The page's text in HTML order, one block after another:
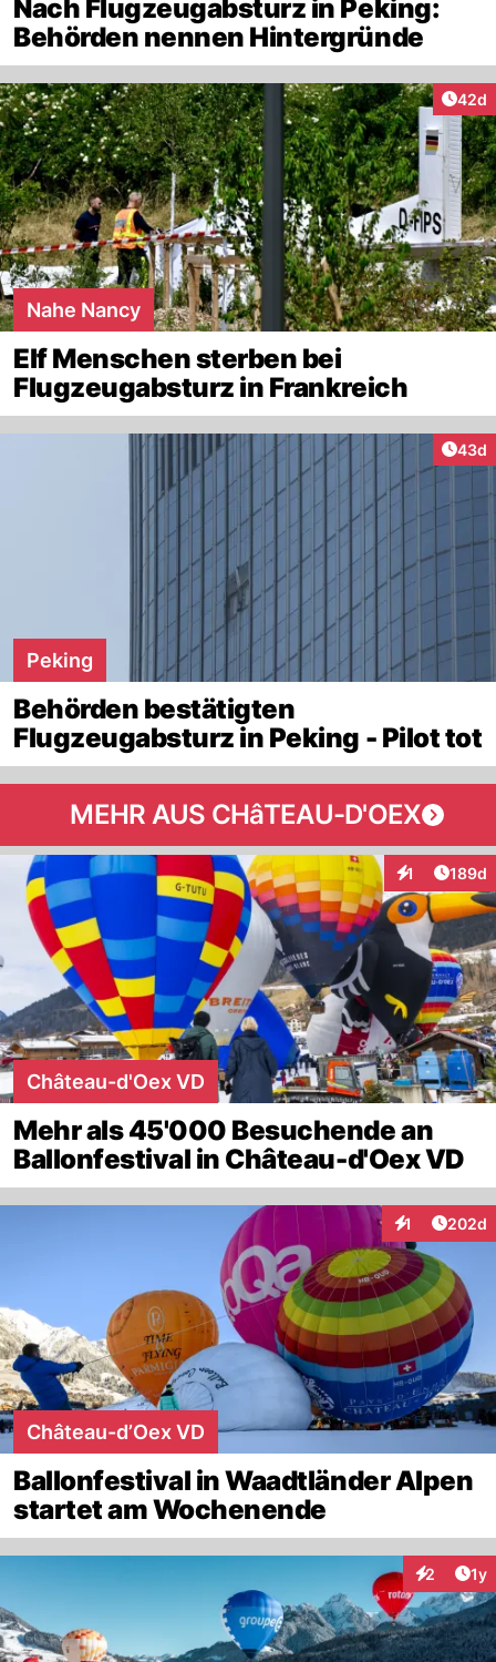
Nach Flugzeugabsturz in Peking:
Behörden nennen Hintergründe
42d
Nahe Nancy
Elf Menschen sterben bei
Flugzeugabsturz in Frankreich
43d
Peking
Behörden bestätigten
Flugzeugabsturz in Peking - Pilot tot
MEHR AUS CHâTEAU-D'OEX
1
Interaktionen
189d
Château-d'Oex VD
Mehr als 45'000 Besuchende an
Ballonfestival in Château-d'Oex VD
1
Interaktionen
202d
Château-d’Oex VD
Ballonfestival in Waadtländer Alpen
startet am Wochenende
2 1y